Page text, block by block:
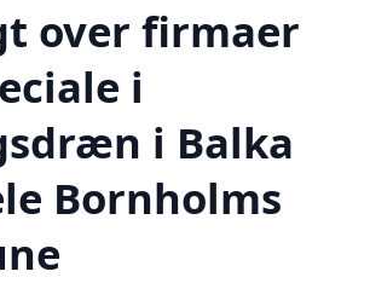
over firmaer
i
i Balka
Bornholms